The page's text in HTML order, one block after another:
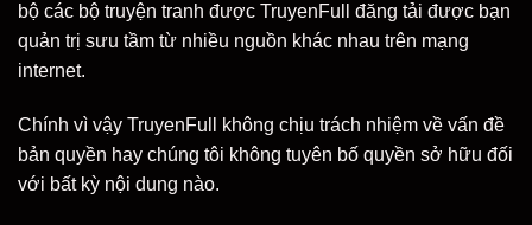
bộ các bộ truyện tranh được TruyenFull đăng tải được bạn
quản trị sưu tầm từ nhiều nguồn khác nhau trên mạng
internet.
Chính vì vậy TruyenFull không chịu trách nhiệm về vấn đề
bản quyền hay chúng tôi không tuyên bố quyền sở hữu đối
với bất kỳ nội dung nào.